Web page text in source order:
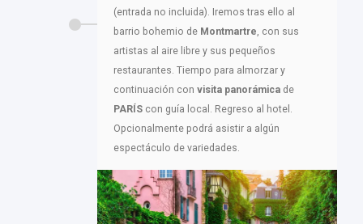
(entrada no incluida). Iremos tras ello al
barrio bohemio de Montmartre, con sus
artistas al aire libre y sus pequeños
restaurantes. Tiempo para almorzar y
continuación con visita panorámica de
PARÍS con guía local. Regreso al hotel.
Opcionalmente podrá asistir a algún
espectáculo de variedades.